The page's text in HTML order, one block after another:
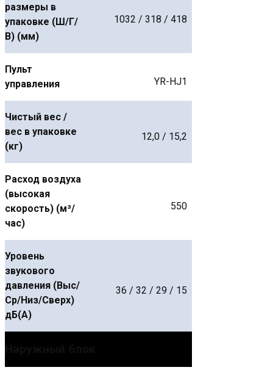
размеры в
упаковке (Ш/Г/
В) (мм)
1032 / 318 / 418
Пульт
управления
YR-HJ1
Чистый вес /
вес в упаковке
(кг)
12,0 / 15,2
Расход воздуха
(высокая
скорость) (м³/
час)
550
Уровень
звукового
давления (Выс/
Ср/Низ/Сверх)
дБ(А)
36 / 32 / 29 / 15